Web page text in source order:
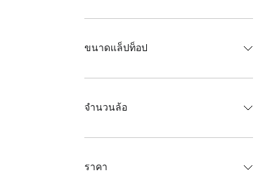
ขนาดแล็ปท็อป
จำนวนล้อ
ราคา